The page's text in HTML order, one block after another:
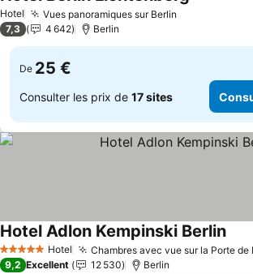
Hotel Vues panoramiques sur Berlin
7,3 4 642 Berlin
De 25 €
Consulter les prix de 17 sites
5 Étoiles Hotel Chambres avec vue sur la Porte de
Hotel Adlon Kempinski Berlin
9,2 Excellent 12 530 Berlin